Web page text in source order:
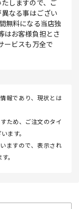
しますので、ご
なる事はござい
無料になる当店独
はお客様負担とさ
ービスも万全で
報であり、現状とは
ため、ご注文のタイ
ます。
ますので、表示され
。